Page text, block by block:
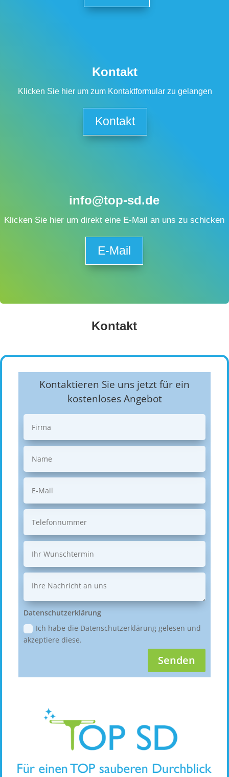
Kontakt
Klicken Sie hier um zum Kontaktformular zu gelangen
Kontakt
info@top-sd.de
Klicken Sie hier um direkt eine E-Mail an uns zu schicken
E-Mail
Kontakt
Kontaktieren Sie uns jetzt für ein
kostenloses Angebot
Datenschutzerklärung
Ich habe die Datenschutzerklärung gelesen und
akzeptiere diese.
Senden